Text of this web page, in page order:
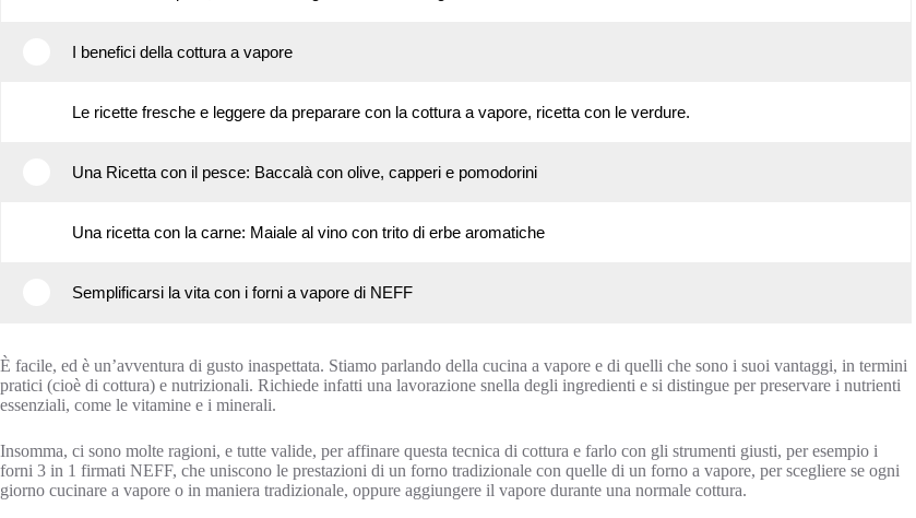
I benefici della cottura a vapore
Le ricette fresche e leggere da preparare con la cottura a vapore, ricetta con le verdure.
Una Ricetta con il pesce: Baccalà con olive, capperi e pomodorini
Una ricetta con la carne: Maiale al vino con trito di erbe aromatiche
Semplificarsi la vita con i forni a vapore di NEFF
È facile, ed è un’avventura di gusto inaspettata. Stiamo parlando della cucina a vapore e di quelli che sono i suoi vantaggi, in termini
pratici (cioè di cottura) e nutrizionali. Richiede infatti una lavorazione snella degli ingredienti e si distingue per preservare i nutrienti
essenziali, come le vitamine e i minerali.
Insomma, ci sono molte ragioni, e tutte valide, per affinare questa tecnica di cottura e farlo con gli strumenti giusti, per esempio i
forni 3 in 1 firmati NEFF, che uniscono le prestazioni di un forno tradizionale con quelle di un forno a vapore, per scegliere se ogni
giorno cucinare a vapore o in maniera tradizionale, oppure aggiungere il vapore durante una normale cottura.